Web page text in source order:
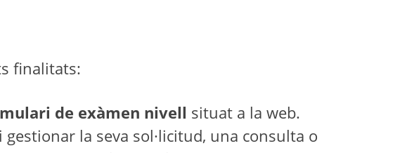
finalitats:
de exàmen nivell situat a la web.
la seva sol·licitud, una consulta o